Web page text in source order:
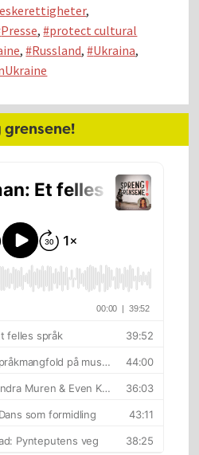
,
Presse, protect cultural
, Russland, Ukraina,
grensene!